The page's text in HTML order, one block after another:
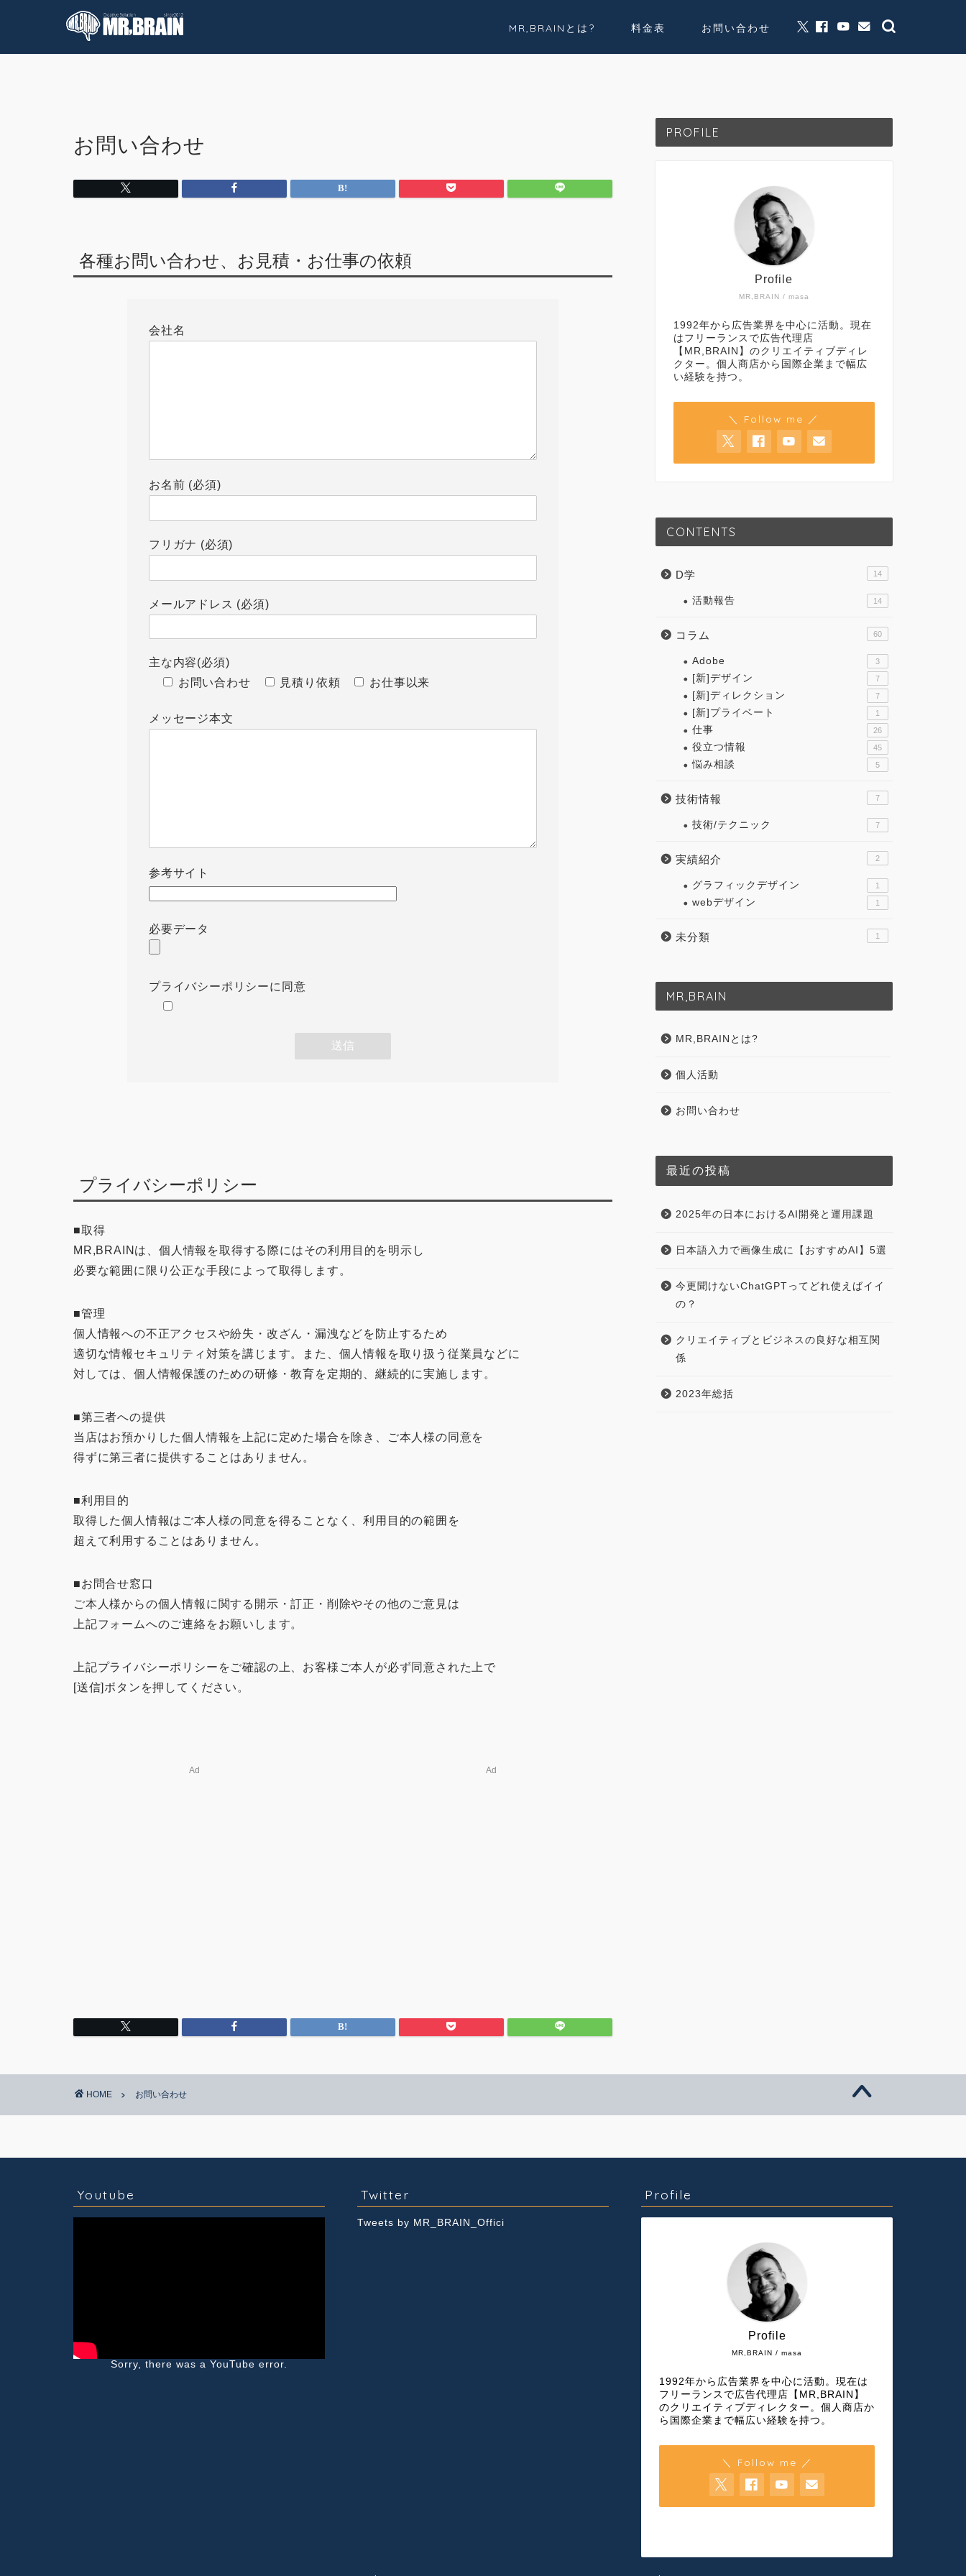
MR,BRAINとは? 料金表 お問い合わせ
お問い合わせ
各種お問い合わせ、お見積・お仕事の依頼
会社名
お名前 (必須)
フリガナ (必須)
メールアドレス (必須)
主な内容(必須)
お問い合わせ
見積り依頼 お仕事以来
メッセージ本文
参考サイト
必要データ
プライバシーポリシーに同意
プライバシーポリシー
■取得
MR,BRAINは、個人情報を取得する際にはその利用目的を明示し
必要な範囲に限り公正な手段によって取得します。
■管理
個人情報への不正アクセスや紛失・改ざん・漏洩などを防止するため
適切な情報セキュリティ対策を講じます。また、個人情報を取り扱う従業員などに
対しては、個人情報保護のための研修・教育を定期的、継続的に実施します。
■第三者への提供
当店はお預かりした個人情報を上記に定めた場合を除き、ご本人様の同意を
得ずに第三者に提供することはありません。
■利用目的
取得した個人情報はご本人様の同意を得ることなく、利用目的の範囲を
超えて利用することはありません。
■お問合せ窓口
ご本人様からの個人情報に関する開示・訂正・削除やその他のご意見は
上記フォームへのご連絡をお願いします。
上記プライバシーポリシーをご確認の上、お客様ご本人が必ず同意された上で
[送信]ボタンを押してください。
Ad Ad
PROFILE
MR,BRAIN / masa
Profile
1992年から広告業界を中心に活動。現在
はフリーランスで広告代理店
【MR,BRAIN】のクリエイティブディレ
クター。個人商店から国際企業まで幅広
い経験を持つ。
＼ Follow me ／
CONTENTS
D学 14
活動報告 14
コラム 60
Adobe 3
[新]デザイン 7
[新]ディレクション 7
[新]プライベート 1
仕事 26
役立つ情報 45
悩み相談 5
技術情報 7
技術/テクニック 7
実績紹介 2
グラフィックデザイン 1
webデザイン 1
未分類 1
MR,BRAIN
MR,BRAINとは?
個人活動
お問い合わせ
最近の投稿
2025年の日本におけるAI開発と運用課題
日本語入力で画像生成に【おすすめAI】5選
今更聞けないChatGPTってどれ使えばイイ
の？
クリエイティブとビジネスの良好な相互関
係
2023年総括
HOME お問い合わせ
Youtube
Sorry, there was a YouTube error.
Twitter
Tweets by MR_BRAIN_Offici
Profile
MR,BRAIN / masa
Profile
1992年から広告業界を中心に活動。現在は
フリーランスで広告代理店【MR,BRAIN】
のクリエイティブディレクター。個人商店か
ら国際企業まで幅広い経験を持つ。
＼ Follow me ／